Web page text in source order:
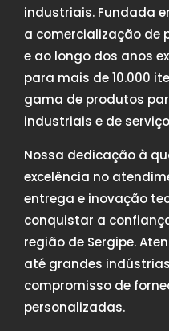
industriais. Fundada
a comercialização de
e ao longo dos anos
para mais de 10.000
gama de produtos
industriais e de
Nossa dedicação à
excelência no
entrega e inovação
conquistar a
região de Sergipe.
até grandes
compromisso de
personalizadas.